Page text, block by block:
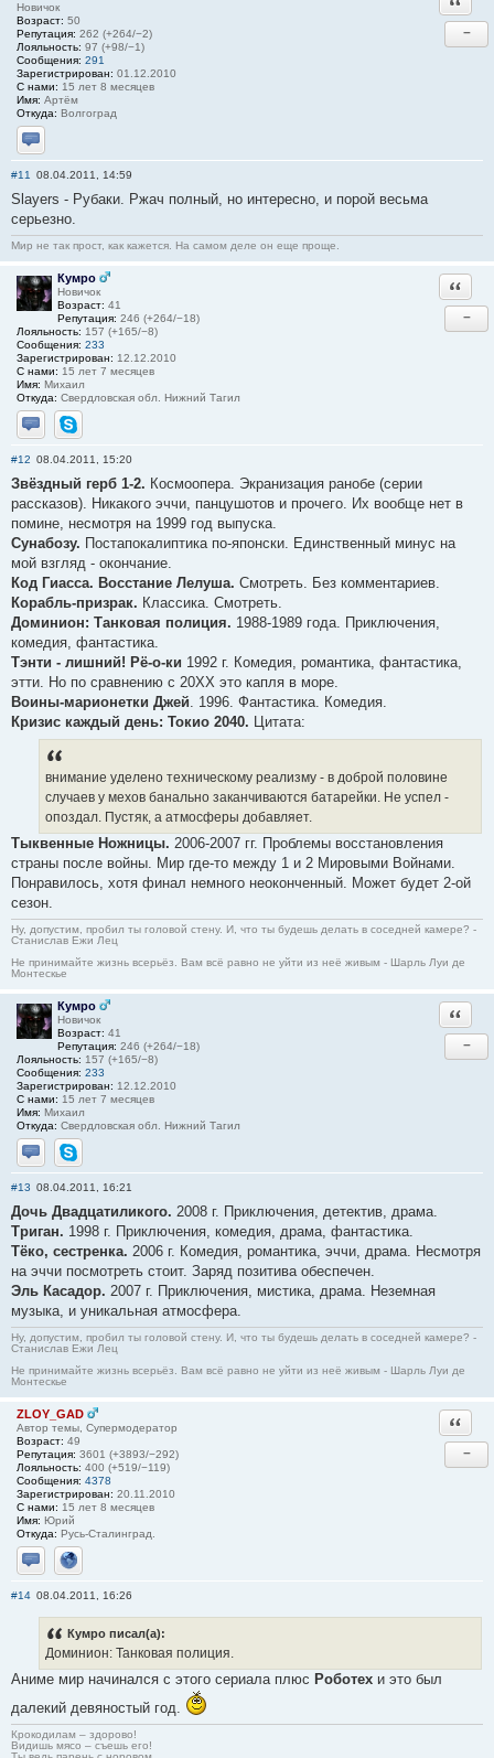
Новичок
Возраст: 50
Репутация: 262 (+264/−2)
Лояльность: 97 (+98/−1)
Сообщения: 291
Зарегистрирован: 01.12.2010
С нами: 15 лет 8 месяцев
Имя: Артём
Откуда: Волгоград
Отправить личное сообщение
−
#11 08.04.2011, 14:59
Slayers - Рубаки. Ржач полный, но интересно, и порой весьма
серьезно.
Мир не так прост, как кажется. На самом деле он еще проще.
Кумро
Новичок
Возраст: 41
Репутация: 246 (+264/−18)
Лояльность: 157 (+165/−8)
Сообщения: 233
Зарегистрирован: 12.12.2010
С нами: 15 лет 7 месяцев
Имя: Михаил
Откуда: Свердловская обл. Нижний Тагил
Отправить личное сообщение
Skype
−
#12 08.04.2011, 15:20
Звёздный герб 1-2. Космоопера. Экранизация ранобе (серии
рассказов). Никакого эччи, панцушотов и прочего. Их вообще нет в
помине, несмотря на 1999 год выпуска.
Сунабозу. Постапокалиптика по-японски. Единственный минус на
мой взгляд - окончание.
Код Гиасса. Восстание Лелуша. Смотреть. Без комментариев.
Корабль-призрак. Классика. Смотреть.
Доминион: Танковая полиция. 1988-1989 года. Приключения,
комедия, фантастика.
Тэнти - лишний! Рё-о-ки 1992 г. Комедия, романтика, фантастика,
этти. Но по сравнению с 20ХХ это капля в море.
Воины-марионетки Джей . 1996. Фантастика. Комедия.
Кризис каждый день: Токио 2040. Цитата:
внимание уделено техническому реализму - в доброй половине
случаев у мехов банально заканчиваются батарейки. Не успел -
опоздал. Пустяк, а атмосферы добавляет.
Тыквенные Ножницы. 2006-2007 гг. Проблемы восстановления
страны после войны. Мир где-то между 1 и 2 Мировыми Войнами.
Понравилось, хотя финал немного неоконченный. Может будет 2-ой
сезон.
Ну, допустим, пробил ты головой стену. И, что ты будешь делать в соседней камере? -
Станислав Ежи Лец
Не принимайте жизнь всерьёз. Вам всё равно не уйти из неё живым - Шарль Луи де
Монтескье
Кумро
Новичок
Возраст: 41
Репутация: 246 (+264/−18)
Лояльность: 157 (+165/−8)
Сообщения: 233
Зарегистрирован: 12.12.2010
С нами: 15 лет 7 месяцев
Имя: Михаил
Откуда: Свердловская обл. Нижний Тагил
Отправить личное сообщение
Skype
−
#13 08.04.2011, 16:21
Дочь Двадцатиликого. 2008 г. Приключения, детектив, драма.
Триган. 1998 г. Приключения, комедия, драма, фантастика.
Тёко, сестренка. 2006 г. Комедия, романтика, эччи, драма. Несмотря
на эччи посмотреть стоит. Заряд позитива обеспечен.
Эль Касадор. 2007 г. Приключения, мистика, драма. Неземная
музыка, и уникальная атмосфера.
Ну, допустим, пробил ты головой стену. И, что ты будешь делать в соседней камере? -
Станислав Ежи Лец
Не принимайте жизнь всерьёз. Вам всё равно не уйти из неё живым - Шарль Луи де
Монтескье
ZLOY_GAD
Автор темы, Супермодератор
Возраст: 49
Репутация: 3601 (+3893/−292)
Лояльность: 400 (+519/−119)
Сообщения: 4378
Зарегистрирован: 20.11.2010
С нами: 15 лет 8 месяцев
Имя: Юрий
Откуда: Русь-Сталинград.
Отправить личное сообщение
Сайт
−
#14 08.04.2011, 16:26
Кумро писал(а):
Доминион: Танковая полиция.
Аниме мир начинался с этого сериала плюс Роботех и это был
далекий девяностый год.
Крокодилам – здорово!
Видишь мясо – съешь его!